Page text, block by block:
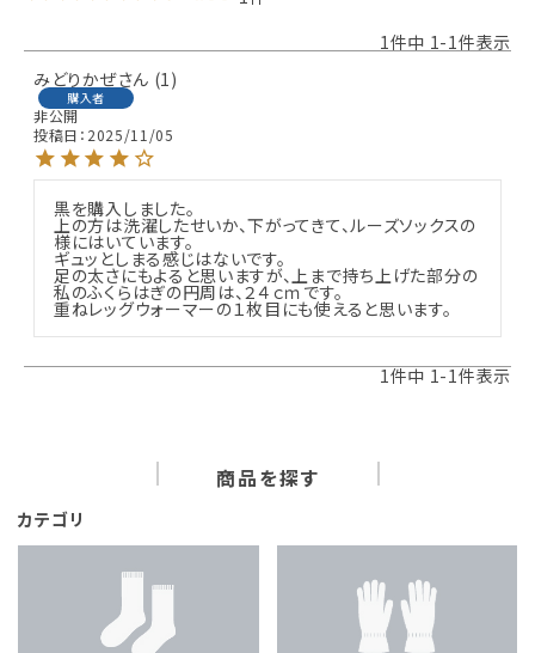
1件中 1-1件表示
みどりかぜ
1
購入者
非公開
投稿日 2025/11/05
黒を購入しました。
上の方は洗濯したせいか、下がってきて、ルーズソックスの
様にはいています。
ギュッとしまる感じはないです。
足の太さにもよると思いますが、上まで持ち上げた部分の
私のふくらはぎの円周は、２４ｃｍです。
重ねレッグウォーマーの１枚目にも使えると思います。
1件中 1-1件表示
商品を探す
カテゴリ